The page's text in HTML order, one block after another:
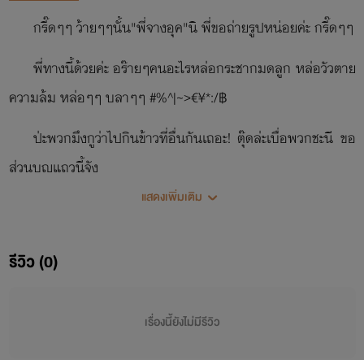
กรี๊ดๆๆ ว้ายๆๆนั้น"พี่จางอุค"นิ พี่ขอถ่ายรูปหน่อยค่ะ กรี๊ดๆๆ
พี่ทางนี้ด้วยค่ะ อร๊ายๆคนอะไรหล่อกระชากมดลูก หล่อวัวตาย
ความล้ม หล่อๆๆ บลาๆๆ #%^|~>€¥*:/฿
ป่ะพวกมึงกูว่าไปกินข้าวที่อื่นกันเถอะ! ตุ๊ดล่ะเบื่อพวกชะนี ขอ
ส่วนบุญแถวนี้จัง
ส่วน"อิปิ่นโต"นี้คุณมึงไม่ห่วง ผอ สระ อัว ผัว มึงหน่อยล่ะค่ะ
แดก เดี๋ยวจะหาว่าตุ๊ดไม่เตือนนะย๊ะหล่อน!!!
แสดงเพิ่มเติม
รีวิว (0)
เรื่องนี้ยังไม่มีรีวิว